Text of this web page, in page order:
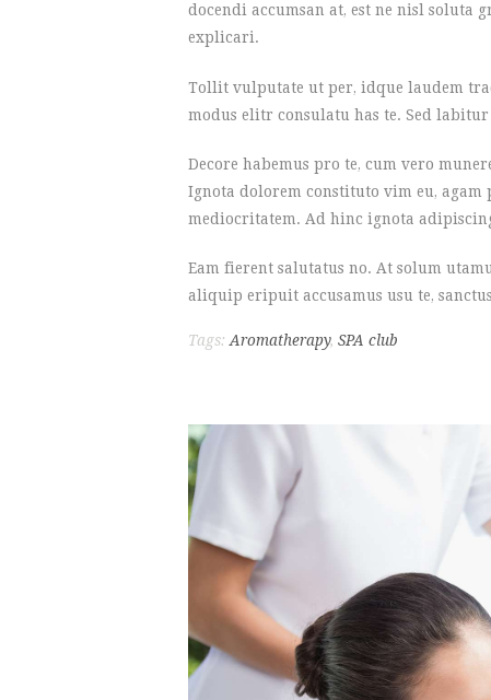
docendi accumsan at, est ne nisl soluta
explicari.
Tollit vulputate ut per, idque laudem
modus elitr consulatu has te. Sed
Decore habemus pro te, cum vero
Ignota dolorem constituto vim eu,
mediocritatem. Ad hinc ignota
Eam fierent salutatus no. At solum
aliquip eripuit accusamus usu te,
Tags:Aromatherapy, SPA club